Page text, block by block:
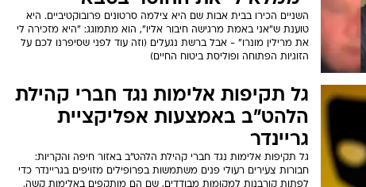
השניים הכירו בבית אבות שם היא צילמה סרטונים פרובוקטיביים. היא
טוענת ש"אני באמת מרגישה חיבור אליו", הוא מתמוגג: "היא מזכירה לי
את מרילין מונרו" - אבל ברשת נגעלים (וזה עוד לפני שסיפרנו לכם על
הזוגיות הפתוחה ופוליסת ביטוח החיים)
גל תקיפות אלימות נגד חברי קהילת
הלהט"ב באמצעות אפליקציית
גריינדר
גל תקיפות אלימות נגד חברי קהילת הלהט"ב באזור חיפה והקריות:
חבורות צעירים רעולי פנים משתמשות בפרופילים מזויפים בגריינדר כדי
לפתות קורבנות למקומות מבודדים, שם הם מותקפים באלימות קשה.